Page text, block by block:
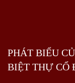
PHÁT BIỂU
BIỆT THỰ CỔ